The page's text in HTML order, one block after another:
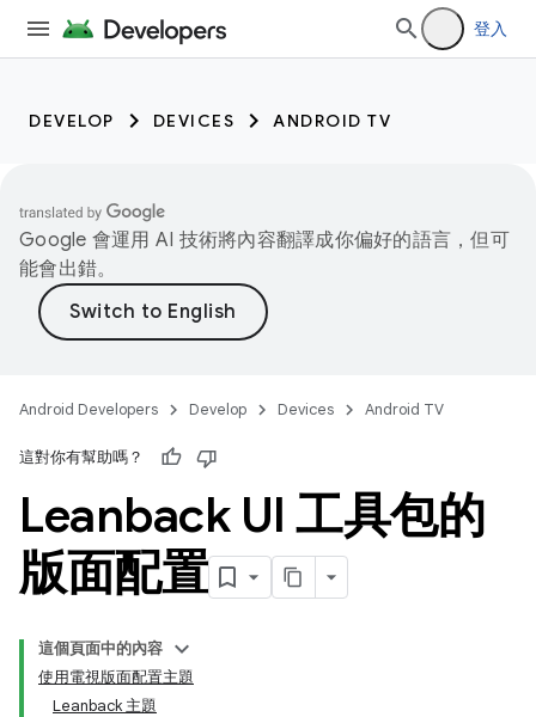
登入
DEVELOP DEVICES ANDROID TV
Google 會運用 AI 技術將內容翻譯成你偏好的語言，但可
能會出錯。
Android Developers Develop Devices Android TV
這對你有幫助嗎？
Leanback UI 工具包的
版面配置
這個頁面中的內容
使用電視版面配置主題
Leanback 主題